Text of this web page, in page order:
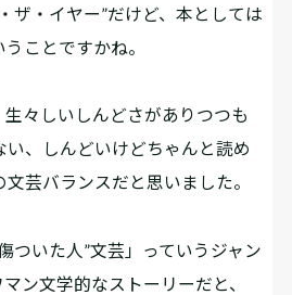
ザ・イヤー”だけど、本としては
ことですかね。
々しいしんどさがありつつも
、しんどいけどちゃんと読め
芸バランスだと思いました。
ついた人”文芸」っていうジャン
ン文学的なストーリーだと、